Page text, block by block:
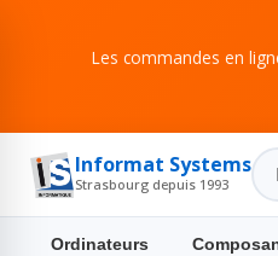
Les commandes en
Informat Systems
Strasbourg depuis 1993
Ordinateurs